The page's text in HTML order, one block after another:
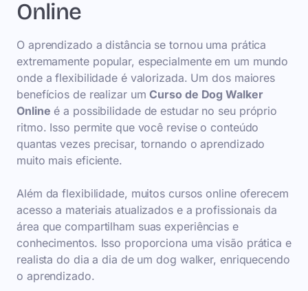
Online
O aprendizado a distância se tornou uma prática
extremamente popular, especialmente em um mundo
onde a flexibilidade é valorizada. Um dos maiores
benefícios de realizar umCurso de Dog Walker
Online é a possibilidade de estudar no seu próprio
ritmo. Isso permite que você revise o conteúdo
quantas vezes precisar, tornando o aprendizado
muito mais eficiente.
Além da flexibilidade, muitos cursos online oferecem
acesso a materiais atualizados e a profissionais da
área que compartilham suas experiências e
conhecimentos. Isso proporciona uma visão prática e
realista do dia a dia de um dog walker, enriquecendo
o aprendizado.